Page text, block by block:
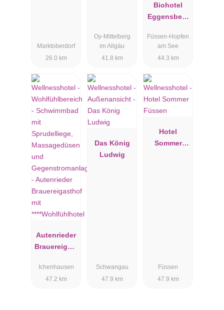
Marktoberdorf
26.0 km
Oy-Mittelberg
im Allgäu
41.8 km
Biohotel
Eggensberg
Füssen-Hopfen
am See
44.3 km
Autenrieder
Brauereigast
****Wohlfühl
hotel
Ichenhausen
47.2 km
Das König
Ludwig
Schwangau
47.9 km
Hotel
Sommer
Füssen
47.9 km